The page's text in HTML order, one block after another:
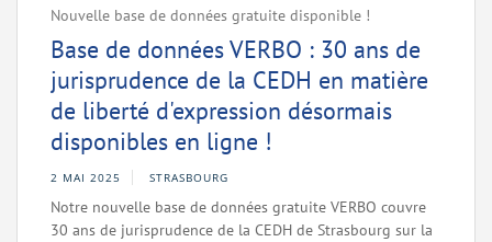
Nouvelle base de données gratuite disponible !
Base de données VERBO : 30 ans de
jurisprudence de la CEDH en matière
de liberté d'expression désormais
disponibles en ligne !
2 MAI 2025 STRASBOURG
Notre nouvelle base de données gratuite VERBO couvre
30 ans de jurisprudence de la CEDH de Strasbourg sur la